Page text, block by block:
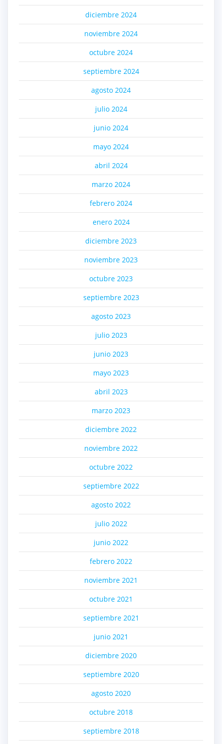
diciembre 2024
noviembre 2024
octubre 2024
septiembre 2024
agosto 2024
julio 2024
junio 2024
mayo 2024
abril 2024
marzo 2024
febrero 2024
enero 2024
diciembre 2023
noviembre 2023
octubre 2023
septiembre 2023
agosto 2023
julio 2023
junio 2023
mayo 2023
abril 2023
marzo 2023
diciembre 2022
noviembre 2022
octubre 2022
septiembre 2022
agosto 2022
julio 2022
junio 2022
febrero 2022
noviembre 2021
octubre 2021
septiembre 2021
junio 2021
diciembre 2020
septiembre 2020
agosto 2020
octubre 2018
septiembre 2018